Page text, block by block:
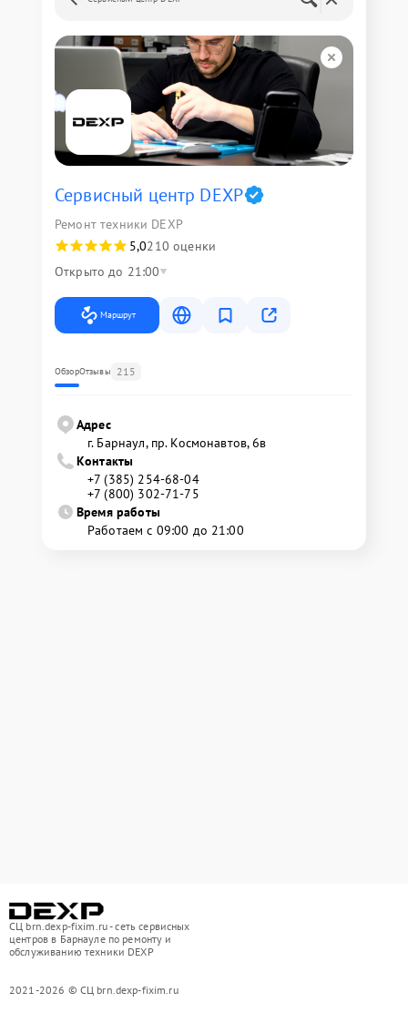
Сервисный центр DEXP
Ремонт техники DEXP
5,0210 оценки
Открыто до 21:00
Маршрут
ОбзорОтзывы 215
Адрес
г. Барнаул, ​пр. Космонавтов, 6в
Контакты
+7 (385) 254-68-04
+7 (800) 302-71-75
Время работы
Работаем с 09:00 до 21:00
СЦ brn.dexp-fixim.ru - сеть сервисных
центров в Барнауле по ремонту и
обслуживанию техники DEXP
2021-2026 © СЦ brn.dexp-fixim.ru